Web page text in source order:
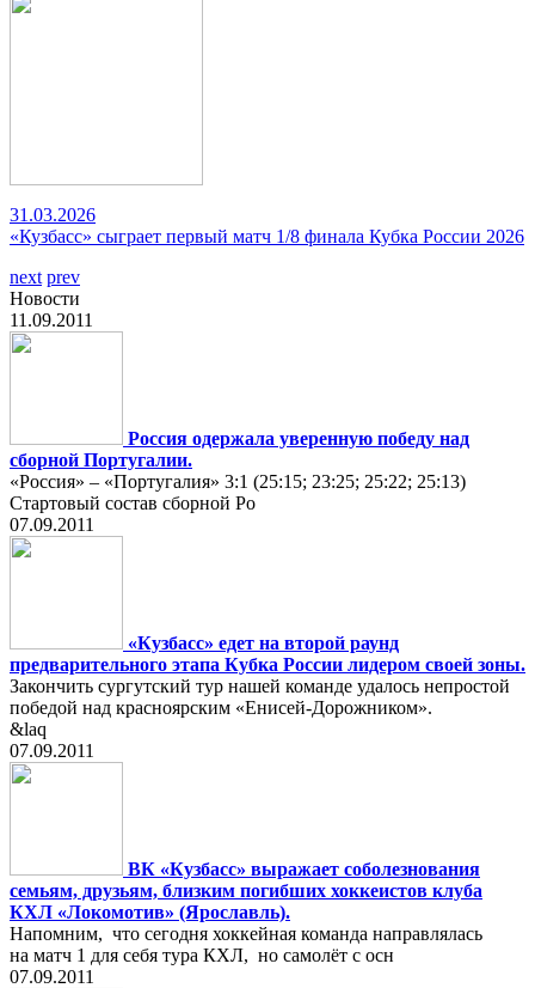
31.03.2026
«Кузбасс» сыграет первый матч 1/8 финала Кубка России 2026
next prev
Новости
11.09.2011
Россия одержала уверенную победу над
сборной Португалии.
«Россия» – «Португалия» 3:1 (25:15; 23:25; 25:22; 25:13)
Стартовый состав сборной Ро
07.09.2011
«Кузбасс» едет на второй раунд
предварительного этапа Кубка России лидером своей зоны.
Закончить сургутский тур нашей команде удалось непростой
победой над красноярским «Енисей-Дорожником».
&laq
07.09.2011
ВК «Кузбасс» выражает соболезнования
семьям, друзьям, близким погибших хоккеистов клуба
КХЛ «Локомотив» (Ярославль).
Напомним, что сегодня хоккейная команда направлялась
на матч 1 для себя тура КХЛ, но самолёт с осн
07.09.2011